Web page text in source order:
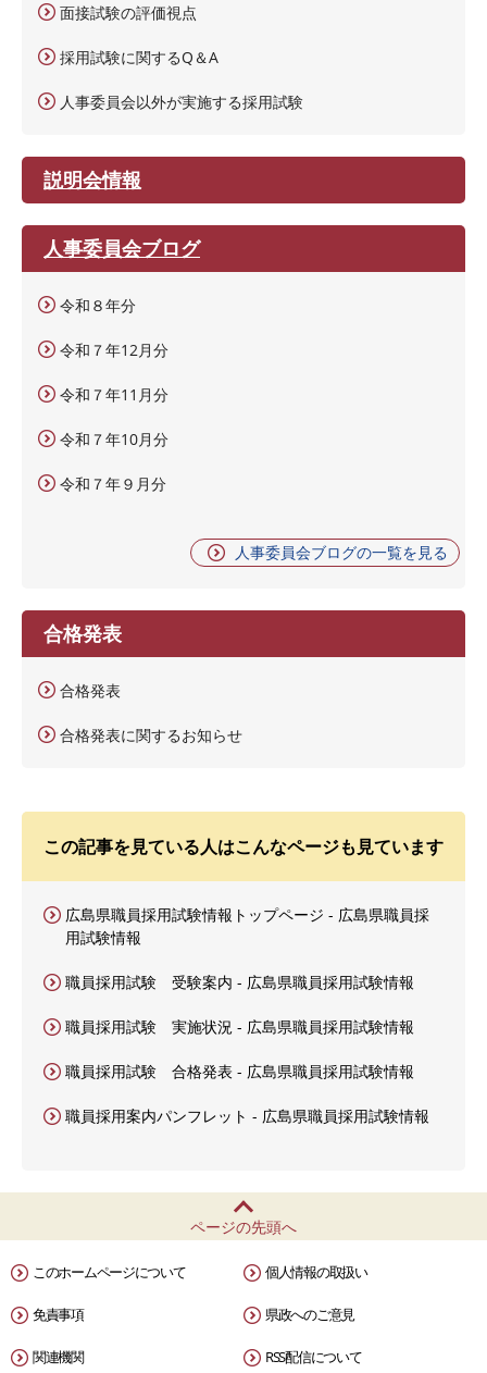
面接試験の評価視点
採用試験に関するQ＆A
人事委員会以外が実施する採用試験
説明会情報
人事委員会ブログ
令和８年分
令和７年12月分
令和７年11月分
令和７年10月分
令和７年９月分
人事委員会ブログの一覧を見る
合格発表
合格発表
合格発表に関するお知らせ
この記事を見ている人はこんなページも見ています
広島県職員採用試験情報トップページ - 広島県職員採
用試験情報
職員採用試験 受験案内 - 広島県職員採用試験情報
職員採用試験 実施状況 - 広島県職員採用試験情報
職員採用試験 合格発表 - 広島県職員採用試験情報
職員採用案内パンフレット - 広島県職員採用試験情報
ページの先頭へ
このホームページについて 個人情報の取扱い
免責事項 県政へのご意見
関連機関 RSS配信について